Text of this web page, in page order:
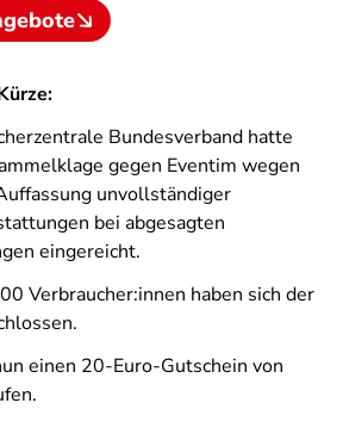
Bundesverband hatte
gegen Eventim wegen
unvollständiger
bei abgesagten
eingereicht.
Verbraucher:innen haben sich der
einen 20-Euro-Gutschein von